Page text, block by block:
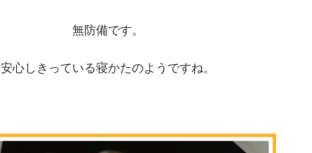
無防備です。
安心しきっている寝かたのようですね。